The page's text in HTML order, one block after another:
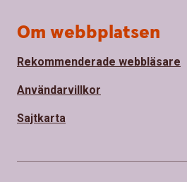
Om webbplatsen
Rekommenderade webbläsare
Användarvillkor
Sajtkarta